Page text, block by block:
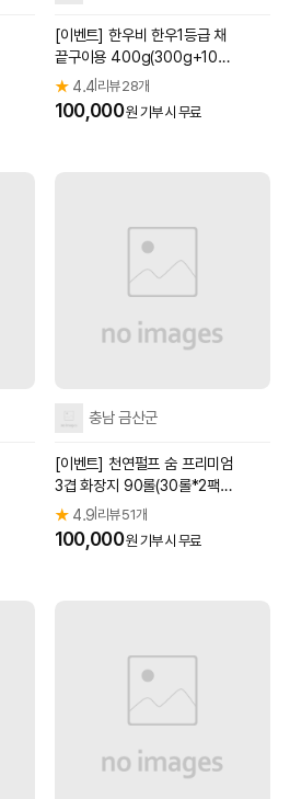
[이벤트] 한우비 한우1등급 채
끝구이용 400g(300g+100
g)
★ 4.4 리뷰 28개
100,000원 기부 시 무료
충남 금산군
[이벤트] 천연펄프 숨 프리미엄
3겹 화장지 90롤(30롤*2팩+3
0롤*1팩)
★ 4.9 리뷰 51개
100,000원 기부 시 무료